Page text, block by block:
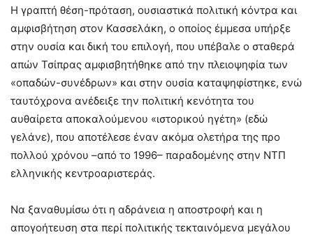
Η γραπτή θέση-πρόταση, ουσιαστικά πολιτική κόντρα και
αμφισβήτηση στον Κασσελάκη, ο οποίος έμμεσα υπήρξε
στην ουσία και δική του επιλογή, που υπέβαλε ο σταθερά
απών Τσίπρας αμφισβητήθηκε από την πλειοψηφία των
«οπαδών-συνέδρων» και στην ουσία καταψηφίστηκε, ενώ
ταυτόχρονα ανέδειξε την πολιτική κενότητα του
αυθαίρετα αποκαλούμενου «ιστορικού ηγέτη» (εδώ
γελάνε), που αποτέλεσε έναν ακόμα ολετήρα της προ
πολλού χρόνου –από το 1996– παραδομένης στην ΝΤΠ
ελληνικής κεντροαριστεράς.
Να ξαναθυμίσω ότι η αδράνεια η αποστροφή και η
απογοήτευση στα περί πολιτικής τεκταινόμενα μεγάλου